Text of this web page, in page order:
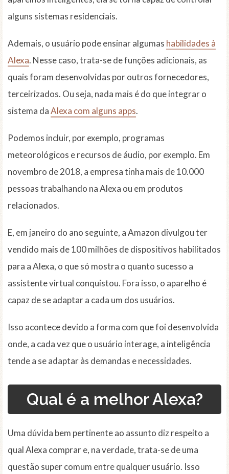
alguns sistemas residenciais.
Ademais, o usuário pode ensinar algumas habilidades à
Alexa. Nesse caso, trata-se de funções adicionais, as
quais foram desenvolvidas por outros fornecedores,
terceirizados. Ou seja, nada mais é do que integrar o
sistema daAlexa com alguns apps.
Podemos incluir, por exemplo, programas
meteorológicos e recursos de áudio, por exemplo. Em
novembro de 2018, a empresa tinha mais de 10.000
pessoas trabalhando na Alexa ou em produtos
relacionados.
E, em janeiro do ano seguinte, a Amazon divulgou ter
vendido mais de 100 milhões de dispositivos habilitados
para a Alexa, o que só mostra o quanto sucesso a
assistente virtual conquistou. Fora isso, o aparelho é
capaz de se adaptar a cada um dos usuários.
Isso acontece devido a forma com que foi desenvolvida
onde, a cada vez que o usuário interage, a inteligência
tende a se adaptar às demandas e necessidades.
Qual é a melhor Alexa?
Uma dúvida bem pertinente ao assunto diz respeito a
qual Alexa comprar e, na verdade, trata-se de uma
questão super comum entre qualquer usuário. Isso